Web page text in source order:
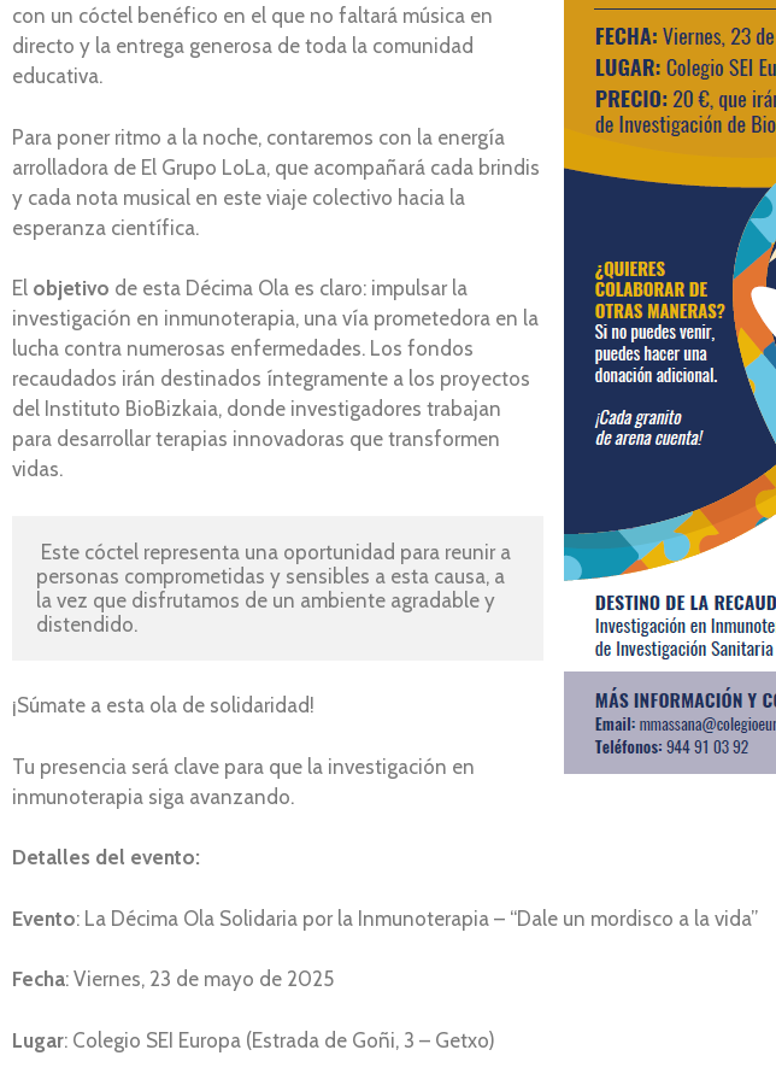
con un cóctel benéfico en el que no faltará música en
directo y la entrega generosa de toda la comunidad
educativa.
Para poner ritmo a la noche, contaremos con la energía
arrolladora de El Grupo LoLa, que acompañará cada brindis
y cada nota musical en este viaje colectivo hacia la
esperanza científica.
El objetivo de esta Décima Ola es claro: impulsar la
investigación en inmunoterapia, una vía prometedora en la
lucha contra numerosas enfermedades. Los fondos
recaudados irán destinados íntegramente a los proyectos
del Instituto BioBizkaia, donde investigadores trabajan
para desarrollar terapias innovadoras que transformen
vidas.
Este cóctel representa una oportunidad para reunir a
personas comprometidas y sensibles a esta causa, a
la vez que disfrutamos de un ambiente agradable y
distendido.
¡Súmate a esta ola de solidaridad!
Tu presencia será clave para que la investigación en
inmunoterapia siga avanzando.
Detalles del evento:
Evento: La Décima Ola Solidaria por la Inmunoterapia – “Dale un mordisco a la vida”
Fecha: Viernes, 23 de mayo de 2025
Lugar: Colegio SEI Europa (Estrada de Goñi, 3 – Getxo)